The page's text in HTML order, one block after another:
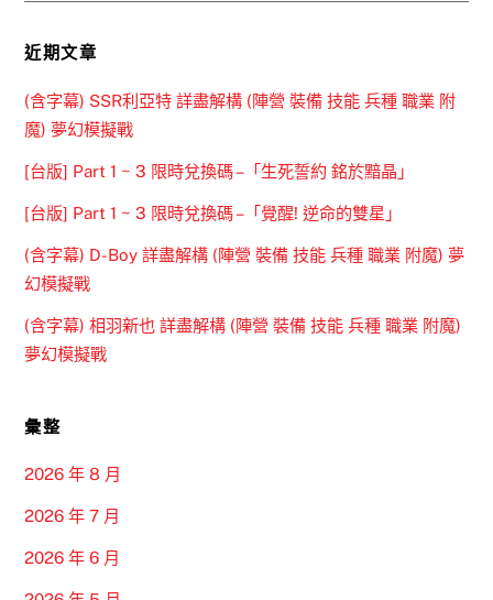
近期文章
(含字幕) SSR利亞特 詳盡解構 (陣營 裝備 技能 兵種 職業 附
魔) 夢幻模擬戰
[台版] Part 1 ~ 3 限時兌換碼 –「生死誓約 銘於黯晶」
[台版] Part 1 ~ 3 限時兌換碼 –「覺醒! 逆命的雙星」
(含字幕) D-Boy 詳盡解構 (陣營 裝備 技能 兵種 職業 附魔) 夢
幻模擬戰
(含字幕) 相羽新也 詳盡解構 (陣營 裝備 技能 兵種 職業 附魔)
夢幻模擬戰
彙整
2026 年 8 月
2026 年 7 月
2026 年 6 月